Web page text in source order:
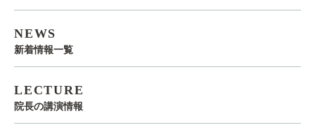
NEWS
新着情報一覧
LECTURE
院長の講演情報